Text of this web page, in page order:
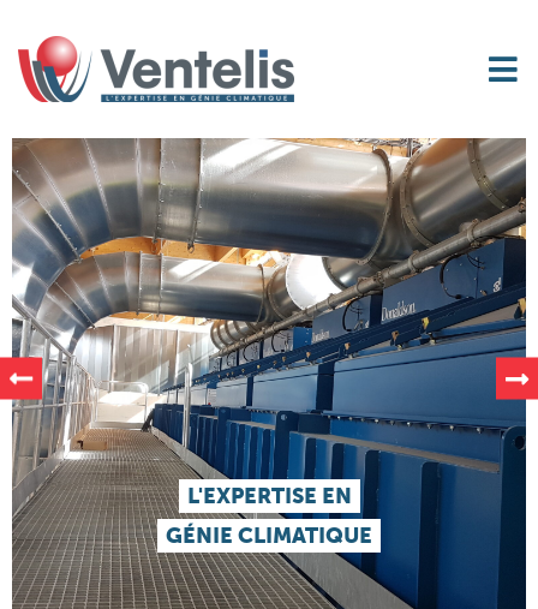
L'EXPERTISE EN
GÉNIE CLIMATIQUE